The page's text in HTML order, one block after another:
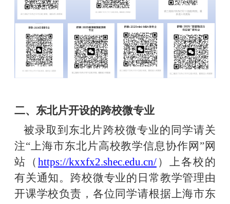
二、 东北片开设的跨校微专业
被录取到东北片跨校微专业的同学请关
注“上海市东北片高校教学信息协作网”网
站（ https://kxxfx2.shec.edu.cn/）上各校的
有关通知。跨校微专业的日常教学管理由
开课学校负责， 各位同学请根据上海市东